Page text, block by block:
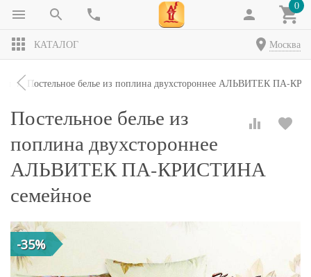
0
КАТАЛОГ Москва
Постельное белье из поплина двухстороннее АЛЬВИТЕК ПА-
Постельное белье из
поплина двухстороннее
АЛЬВИТЕК ПА-КРИСТИНА
семейное
-35%